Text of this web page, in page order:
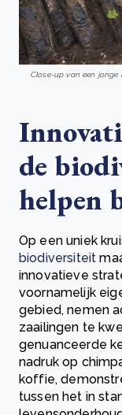
Close-up van een jonge
de
helpen
Op een uniek
biodiversiteit
innovatieve
voornamelijk
gebied, nemen
zaailingen te
genuanceerde
nadruk op
koffie,
tussen het in